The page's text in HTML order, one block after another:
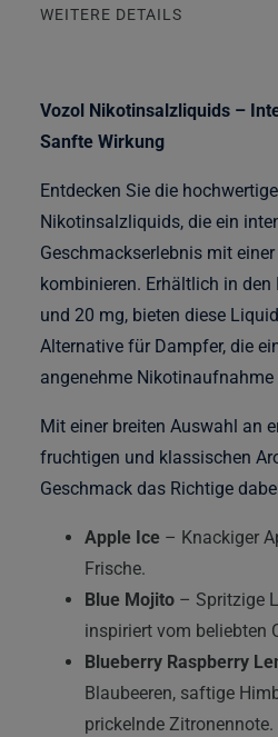
WEITERE DETAILS
Vozol Nikotinsalzliquids –
Sanfte Wirkung
Entdecken Sie die
Nikotinsalzliquids, die ein
Geschmackserlebnis mit
kombinieren. Erhältlich in
und 20 mg, bieten diese
Alternative für Dampfer, die
angenehme Nikotinaufnahme
Mit einer breiten Auswahl an
fruchtigen und klassischen
Geschmack das Richtige
Apple Ice – Knackiger
Frische.
Blue Mojito – Spritzige
inspiriert vom beliebten
Blueberry Raspberry
Blaubeeren, saftige
prickelnde Zitronennote.